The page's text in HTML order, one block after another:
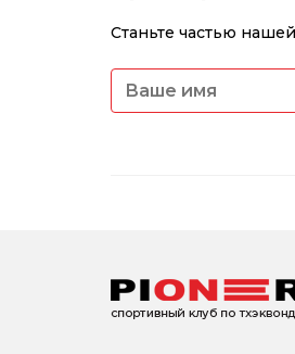
Станьте частью